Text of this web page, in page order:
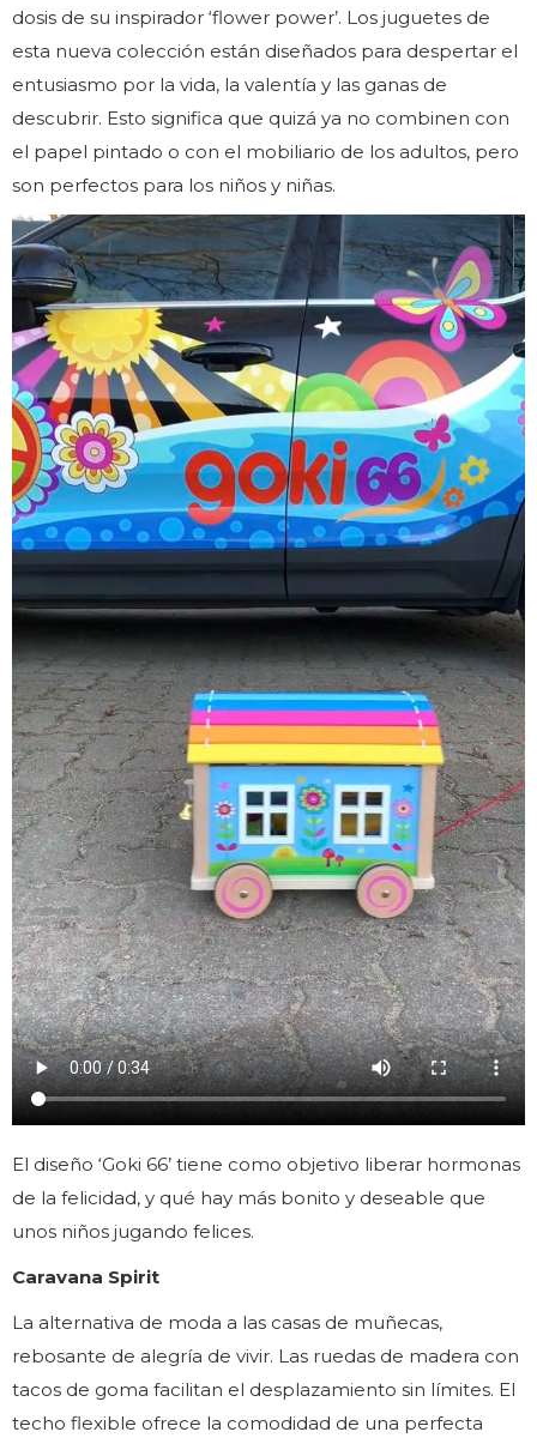
dosis de su inspirador ‘flower power’. Los juguetes de
esta nueva colección están diseñados para despertar el
entusiasmo por la vida, la valentía y las ganas de
descubrir. Esto significa que quizá ya no combinen con
el papel pintado o con el mobiliario de los adultos, pero
son perfectos para los niños y niñas.
El diseño ‘Goki 66’ tiene como objetivo liberar hormonas
de la felicidad, y qué hay más bonito y deseable que
unos niños jugando felices.
Caravana Spirit
La alternativa de moda a las casas de muñecas,
rebosante de alegría de vivir. Las ruedas de madera con
tacos de goma facilitan el desplazamiento sin límites. El
techo flexible ofrece la comodidad de una perfecta